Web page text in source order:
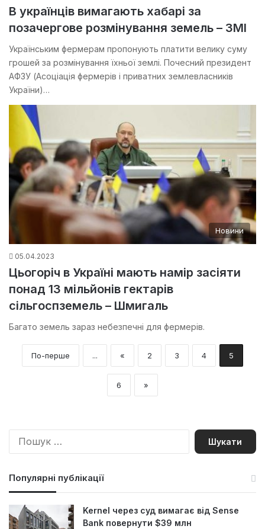
В українців вимагають хабарі за
позачергове розмінування земель – ЗМІ
Українським фермерам пропонують платити велику суму
грошей за розмінування їхньої землі. Почесний президент
АФЗУ (Асоціація фермерів і приватних землевласників
України)…
Новини
05.04.2023
Цьогоріч в Україні мають намір засіяти
понад 13 мільйонів гектарів
сільгоспземель – Шмигаль
Багато земель зараз небезпечні для фермерів.
По-перше ... « 2 3 4 5
6 »
П
Популярні публікації
Kernel через суд вимагає від Sense
Bank повернути $39 млн